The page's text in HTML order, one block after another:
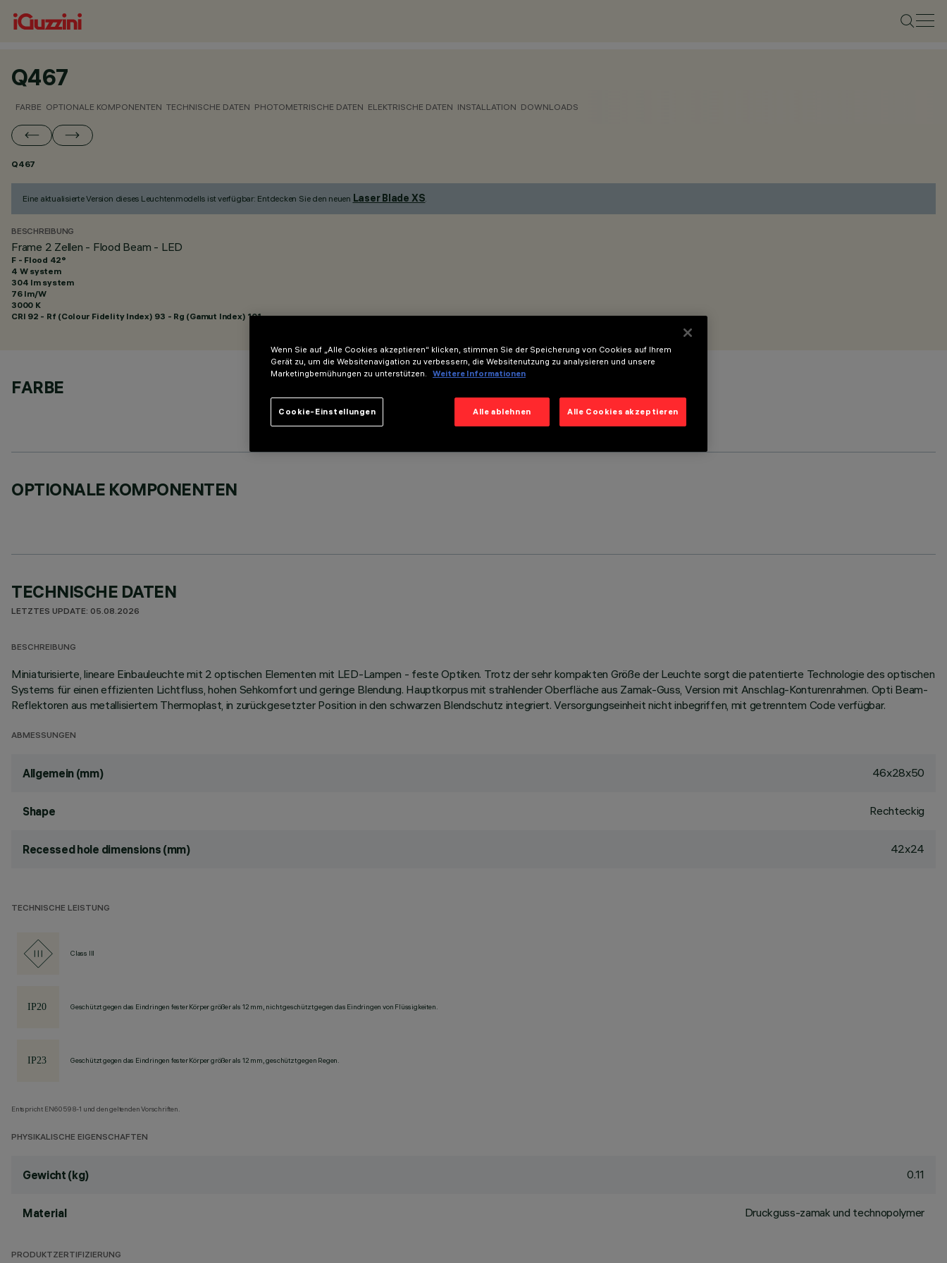
Q467
FARBE OPTIONALE KOMPONENTEN TECHNISCHE DATEN PHOTOMETRISCHE DATEN ELEKTRISCHE DATEN INSTALLATION DOWNLOADS
Q467
Eine aktualisierte Version dieses Leuchtenmodells ist verfügbar: Entdecken Sie den neuen Laser Blade XS.
BESCHREIBUNG
Frame 2 Zellen - Flood Beam - LED
F - Flood 42°
4 W system
304 lm system
76 lm/W
3000 K
CRI 92 - Rf (Colour Fidelity Index) 93 - Rg (Gamut Index) 101
FARBE
OPTIONALE KOMPONENTEN
TECHNISCHE DATEN
LETZTES UPDATE: 05.08.2026
BESCHREIBUNG
Miniaturisierte, lineare Einbauleuchte mit 2 optischen Elementen mit LED-Lampen - feste Optiken. Trotz der sehr kompakten Größe der Leuchte sorgt die patentierte Technologie des optischen
Systems für einen effizienten Lichtfluss, hohen Sehkomfort und geringe Blendung. Hauptkorpus mit strahlender Oberfläche aus Zamak-Guss, Version mit Anschlag-Konturenrahmen. Opti Beam-
Reflektoren aus metallisiertem Thermoplast, in zurückgesetzter Position in den schwarzen Blendschutz integriert. Versorgungseinheit nicht inbegriffen, mit getrenntem Code verfügbar.
ABMESSUNGEN
Allgemein (mm) 46x28x50
Shape Rechteckig
Recessed hole dimensions (mm) 42x24
TECHNISCHE LEISTUNG
Class III
Geschützt gegen das Eindringen fester Körper größer als 12 mm, nicht geschützt gegen das Eindringen von Flüssigkeiten.
Geschützt gegen das Eindringen fester Körper größer als 12 mm, geschützt gegen Regen.
Entspricht EN60598-1 und den geltenden Vorschriften.
PHYSIKALISCHE EIGENSCHAFTEN
Gewicht (kg) 0.11
Material Druckguss-zamak und technopolymer
PRODUKTZERTIFIZIERUNG
Wenn Sie auf „Alle Cookies akzeptieren“ klicken, stimmen Sie der Speicherung von Cookies auf Ihrem
Gerät zu, um die Websitenavigation zu verbessern, die Websitenutzung zu analysieren und unsere
Marketingbemühungen zu unterstützen.
Weitere Informationen
Alle ablehnen Alle Cookies akzeptieren
Cookie-Einstellungen